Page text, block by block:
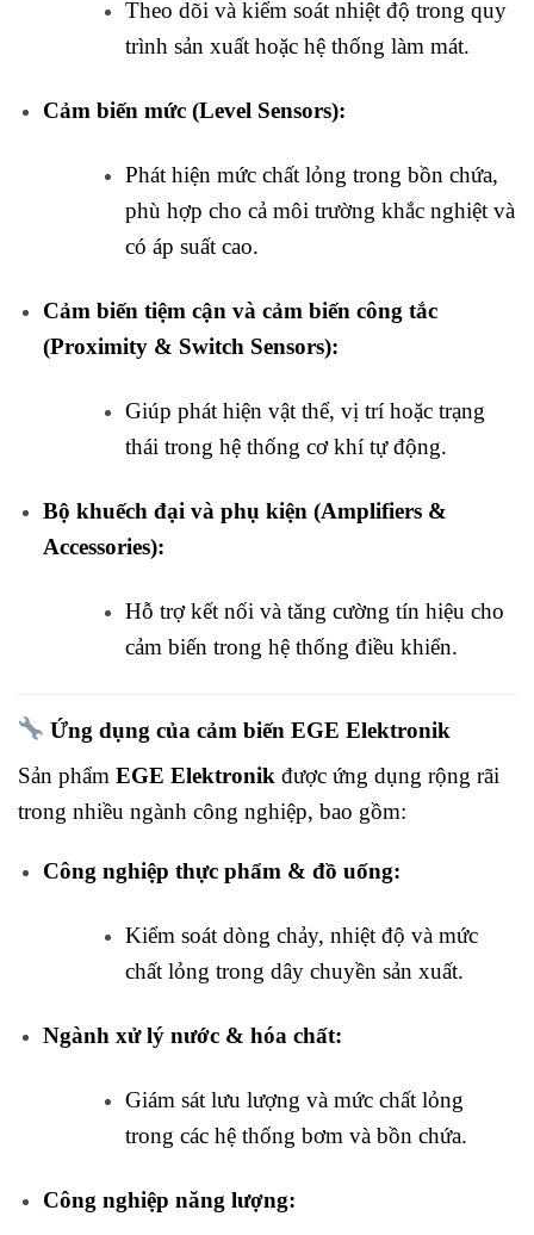
Theo dõi và kiểm soát nhiệt độ trong quy
trình sản xuất hoặc hệ thống làm mát.
Cảm biến mức (Level Sensors):
Phát hiện mức chất lỏng trong bồn chứa,
phù hợp cho cả môi trường khắc nghiệt và
có áp suất cao.
Cảm biến tiệm cận và cảm biến công tắc
(Proximity & Switch Sensors):
Giúp phát hiện vật thể, vị trí hoặc trạng
thái trong hệ thống cơ khí tự động.
Bộ khuếch đại và phụ kiện (Amplifiers &
Accessories):
Hỗ trợ kết nối và tăng cường tín hiệu cho
cảm biến trong hệ thống điều khiển.
Ứng dụng của cảm biến EGE Elektronik
Sản phẩm EGE Elektronik được ứng dụng rộng rãi
trong nhiều ngành công nghiệp, bao gồm:
Công nghiệp thực phẩm & đồ uống:
Kiểm soát dòng chảy, nhiệt độ và mức
chất lỏng trong dây chuyền sản xuất.
Ngành xử lý nước & hóa chất:
Giám sát lưu lượng và mức chất lỏng
trong các hệ thống bơm và bồn chứa.
Công nghiệp năng lượng: